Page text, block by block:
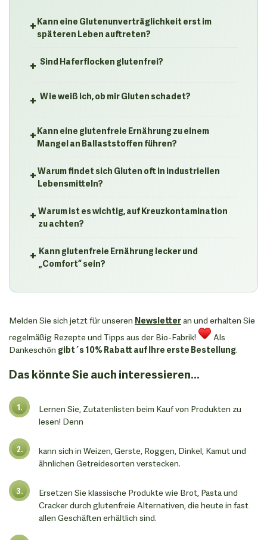
+Kann eine Glutenunverträglichkeit erst im
späteren Leben auftreten?
+ Sind Haferflocken glutenfrei?
+ Wie weiß ich, ob mir Gluten schadet?
+Kann eine glutenfreie Ernährung zu einem
Mangel an Ballaststoffen führen?
+Warum findet sich Gluten oft in industriellen
Lebensmitteln?
+ Warum ist es wichtig, auf Kreuzkontamination
zu achten?
+ Kann glutenfreie Ernährung lecker und
„Comfort“ sein?
Melden Sie sich jetzt für unseren Newsletteran und erhalten Sie
regelmäßig Rezepte und Tipps aus der Bio-Fabrik!
Als
Dankeschön gibt´s 10% Rabatt auf Ihre erste Bestellung.
Das könnte Sie auch interessieren...
Lernen Sie, Zutatenlisten beim Kauf von Produkten zu
lesen! Denn
kann sich in Weizen, Gerste, Roggen, Dinkel, Kamut und
ähnlichen Getreidesorten verstecken.
Ersetzen Sie klassische Produkte wie Brot, Pasta und
Cracker durch glutenfreie Alternativen, die heute in fast
allen Geschäften erhältlich sind.